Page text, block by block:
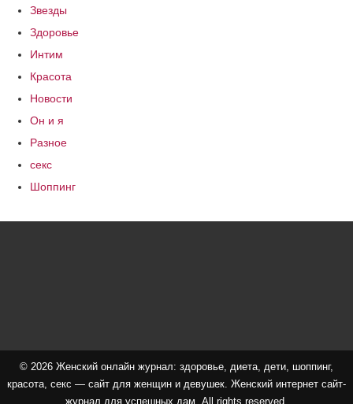
Звезды
Здоровье
Интим
Красота
Новости
Он и я
Разное
секс
Шоппинг
© 2026 Женский онлайн журнал: здоровье, диета, дети, шоппинг,
красота, секс — сайт для женщин и девушек. Женский интернет сайт-
журнал для успешных дам. All rights reserved.